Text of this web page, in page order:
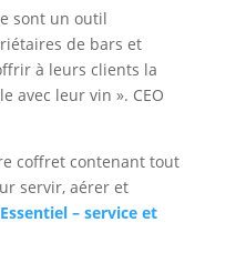
sont un outil
de bars et
à leurs clients la
avec leur vin ». CEO
coffret contenant tout
servir, aérer et
– service et